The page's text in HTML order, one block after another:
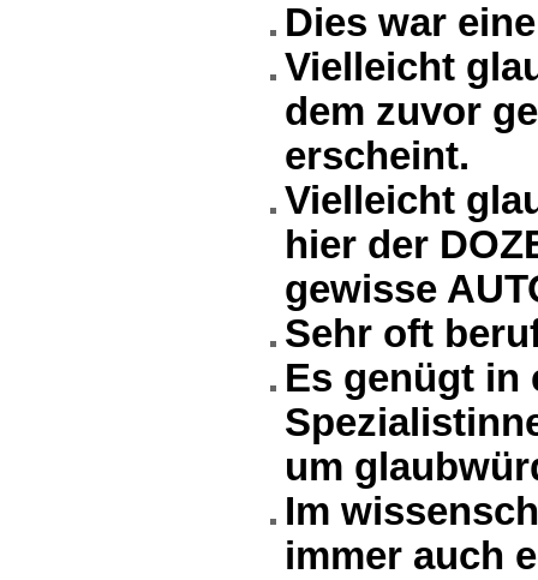
Dies war
Vielleicht
dem zuvor
erscheint.
Vielleicht
hier der
gewisse
Sehr oft
Es genügt in
um
Im
immer auch